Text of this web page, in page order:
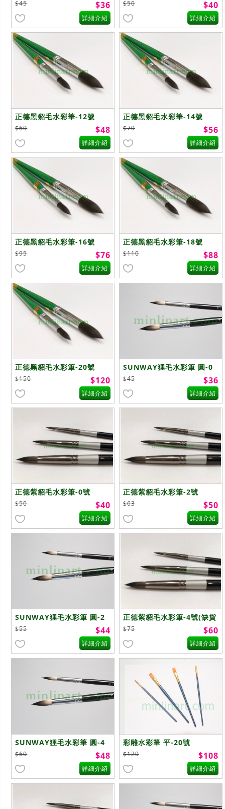
$45 $36
詳細介紹
$50 $40
詳細介紹
正德黑貂毛水彩筆-12號
$60 $48
詳細介紹
正德黑貂毛水彩筆-14號
$70 $56
詳細介紹
正德黑貂毛水彩筆-16號
$95 $76
詳細介紹
正德黑貂毛水彩筆-18號
$110 $88
詳細介紹
正德黑貂毛水彩筆-20號
$150 $120
詳細介紹
SUNWAY狸毛水彩筆 圓-0
號
$45 $36
詳細介紹
正德紫貂毛水彩筆-0號
$50 $40
詳細介紹
正德紫貂毛水彩筆-2號
$63 $50
詳細介紹
SUNWAY狸毛水彩筆 圓-2
號
$55 $44
詳細介紹
正德紫貂毛水彩筆-4號(缺貨
中)
$75 $60
詳細介紹
SUNWAY狸毛水彩筆 圓-4
號
$60 $48
詳細介紹
彩雕水彩筆 平-20號
$120 $108
詳細介紹